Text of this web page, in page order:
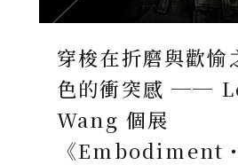
穿梭在折磨與歡愉
色的衝突感 ──
Wang 個展
《Embodiment